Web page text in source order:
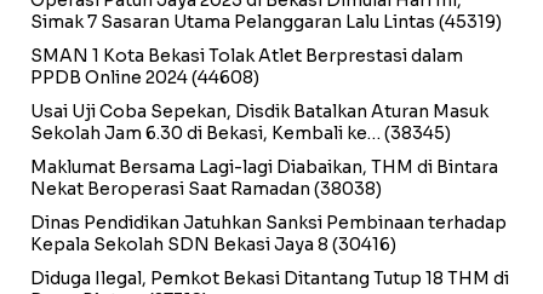
Simak 7 Sasaran Utama Pelanggaran Lalu Lintas (45319)
SMAN 1 Kota Bekasi Tolak Atlet Berprestasi dalam
PPDB Online 2024(44608)
Usai Uji Coba Sepekan, Disdik Batalkan Aturan Masuk
Sekolah Jam 6.30 di Bekasi, Kembali ke… (38345)
Maklumat Bersama Lagi-lagi Diabaikan, THM di Bintara
Nekat Beroperasi Saat Ramadan (38038)
Dinas Pendidikan Jatuhkan Sanksi Pembinaan terhadap
Kepala Sekolah SDN Bekasi Jaya 8 (30416)
Diduga Ilegal, Pemkot Bekasi Ditantang Tutup 18 THM di